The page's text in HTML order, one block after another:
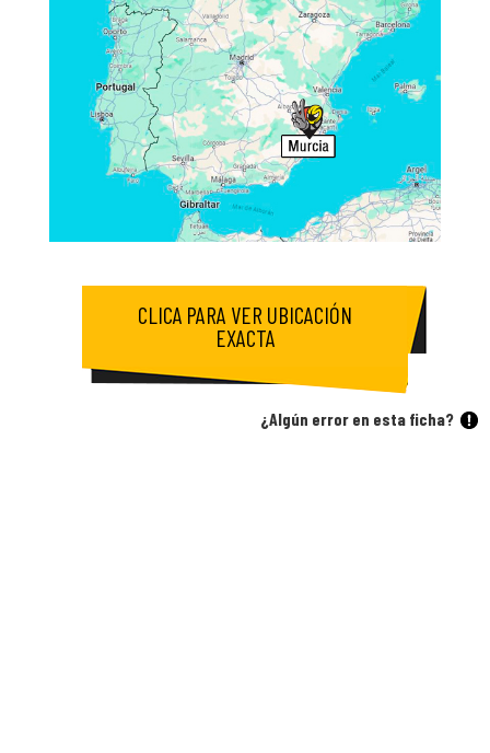
CLICA PARA VER UBICACIÓN
EXACTA
¿Algún error en esta ficha?